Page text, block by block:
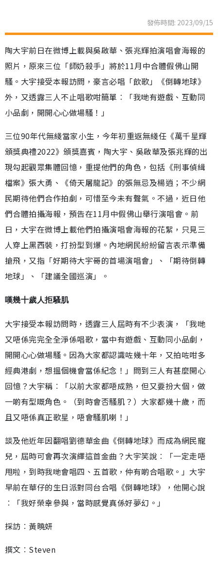
發佈時間: 2023/09/15
陶大宇前日在微博上載與吳啟華、張兆輝拍演唱會海報的
照片，原來三位「師奶殺手」將於11月中合體假佛山開
騷。大宇接受本報訪問，豪言必唱「飲歌」《倒轉地球》
外，又透露三人不止唱歌咁簡單︰「我哋有遊戲、互動同
小品劇，開開心心做場騷！」
三位90年代無綫當家小生，今年初重返無綫任《萬千星輝
頒獎典禮2022》頒獎嘉賓，陶大宇、吳啟華及張兆輝的出
現勾起觀眾集體回憶，重提他們的角色，包括《刑事偵緝
檔案》張大勇、《倚天屠龍記》的張無忌及楊逍；不少網
民期待他們合作拍劇，可惜至今未有聲氣。不過，近日他
們合體拍攝海報，預告在11月中假佛山舉行演唱會。前
日，大宇在微博上載他們拍攝演唱會海報的花絮，只見三
人穿上黑西裝，打扮型到爆。內地網民紛紛留言表示準備
搶飛，又指「好期待大宇哥的首場演唱會」、「期待倒轉
地球」、「建議全國巡演」。
嘆幾十歲人拒騷肌
大宇接受本報訪問時，透露三人屆時有不少表演，「我哋
又唔係完完全全淨係唱歌，當中有遊戲、互動同小品劇，
開開心心做場騷。因為大家都認識咗幾十年，又拍咗咁多
經典港劇，想搵個機會當係紀念！」問到三人有甚麼開心
回憶？大宇稱︰「以前大家都唔成熟，但又要扮大個，做
一啲有型嘅角色。（到時會否騷肌？）大家都幾十歲，而
且又唔係真正歌星，唔會騷肌喇！」
談及他近年因翻唱劉德華金曲《倒轉地球》而成為網民寵
兒，屆時可會再次演繹這首金曲？大宇笑說︰「一定走唔
甩啦，到時我哋會唱四、五首歌，仲有啲合唱歌。」大宇
早前在華仔的生日派對同台合唱《倒轉地球》，他開心說
︰「我好榮幸參與，當時感覺真係好夢幻。」
採訪︰黃曉妍
撰文︰Steven